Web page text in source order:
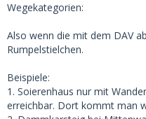
Wegekategorien:
Also wenn die mit dem DAV
Rumpelstielchen.
Beispiele:
1. Soierenhaus nur mit
erreichbar. Dort kommt man